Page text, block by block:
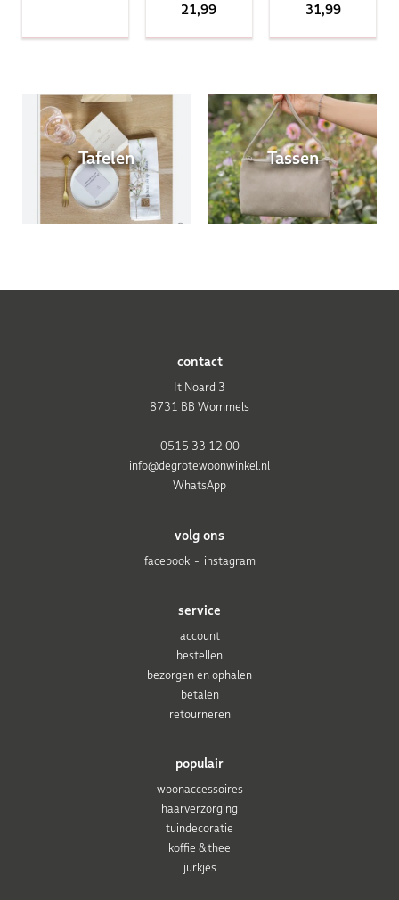
21,99 31,99
Tafelen Tassen
populair
woonaccessoires
haarverzorging
tuindecoratie
koffie & thee
jurkjes
service
account
bestellen
bezorgen en ophalen
betalen
retourneren
volg ons
facebook
instagram
contact
It Noard 3
8731 BB Wommels
0515 33 12 00
info@degrotewoonwinkel.nl
WhatsApp